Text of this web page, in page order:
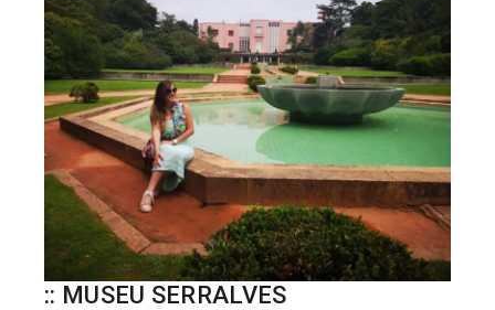
:: MUSEU SERRALVES